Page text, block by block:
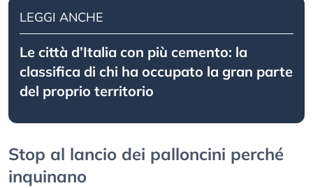
LEGGI ANCHE
Le città d’Italia con più cemento: la
classifica di chi ha occupato la gran parte
del proprio territorio
Stop al lancio dei palloncini perché
inquinano